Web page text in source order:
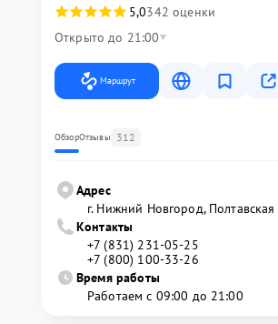
5,0342 оценки
Открыто до 21:00
Маршрут
ОбзорОтзывы 312
Адрес
г. Нижний Новгород,
Контакты
+7 (831) 231-05-25
+7 (800) 100-33-26
Время работы
Работаем с 09:00 до 21:00